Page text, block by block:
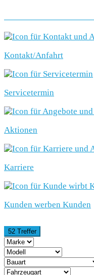
Kontakt/Anfahrt
Servicetermin
Aktionen
Karriere
Kunden werben Kunden
52 Treffer